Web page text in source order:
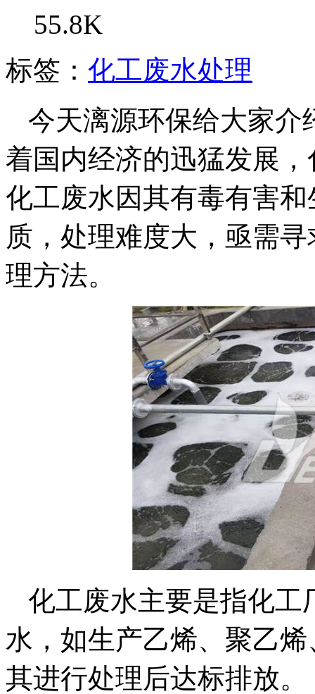
55.8K
标签： 化工废水处理
今天漓源环保给大家介
着国内经济的迅猛发展
化工废水因其有毒有害
质，处理难度大，亟需
理方法。
化工废水主要是指化工
水，如生产乙烯、聚乙
其进行处理后达标排放。